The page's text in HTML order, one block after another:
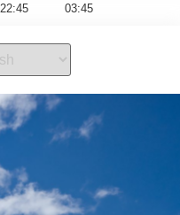
22:45 03:45